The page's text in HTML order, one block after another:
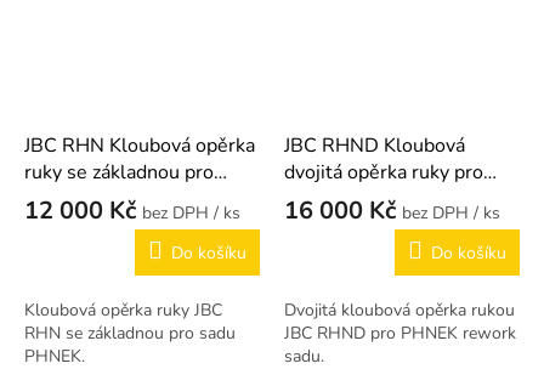
JBC RHN Kloubová opěrka
ruky se základnou pro
PHNEK
12 000 Kč
/ ks
Do košíku
Kloubová opěrka ruky JBC
RHN se základnou pro sadu
PHNEK.
JBC RHND Kloubová
dvojitá opěrka ruky pro
PHNEK
16 000 Kč
/ ks
Do košíku
Dvojitá kloubová opěrka rukou
JBC RHND pro PHNEK rework
sadu.